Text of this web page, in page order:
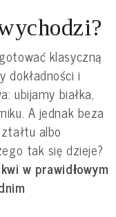
klasyczną
dokładności i
ubijamy białka,
A jednak beza
albo
tak się dzieje?
w prawidłowym